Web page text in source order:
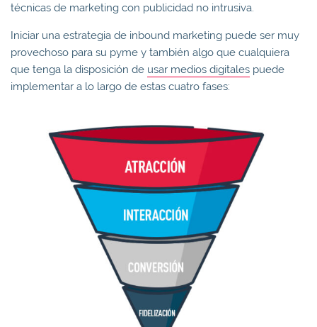
técnicas de marketing con publicidad no intrusiva.
Iniciar una estrategia de inbound marketing puede ser muy
provechoso para su pyme y también algo que cualquiera
que tenga la disposición de usar medios digitales puede
implementar a lo largo de estas cuatro fases: